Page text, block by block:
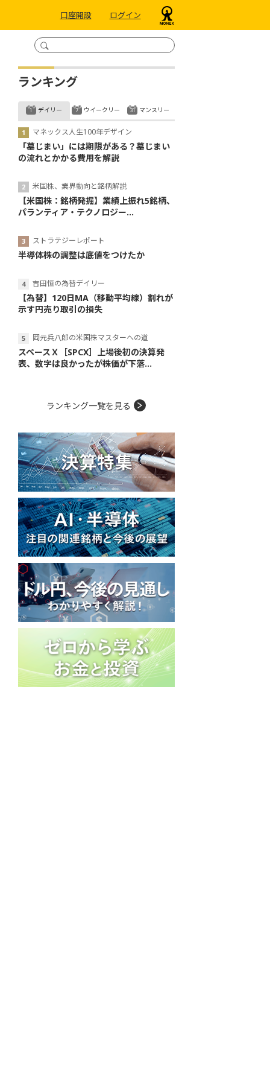
口座開設 ログイン
ランキング
デイリー
マネックス人生100年デザイン
「墓じまい」には期限がある？墓じまい
の流れとかかる費用を解説
米国株、業界動向と銘柄解説
【米国株：銘柄発掘】業績上振れ5銘柄、
パランティア・テクノロジー...
ストラテジーレポート
半導体株の調整は底値をつけたか
吉田恒の為替デイリー
【為替】120日MA（移動平均線）割れが
示す円売り取引の損失
岡元兵八郎の米国株マスターへの道
スペースＸ［SPCX］上場後初の決算発
表、数字は良かったが株価が下落...
ウイークリー マンスリー
ランキング一覧を見る